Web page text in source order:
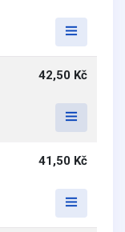
42,50 Kč
41,50 Kč